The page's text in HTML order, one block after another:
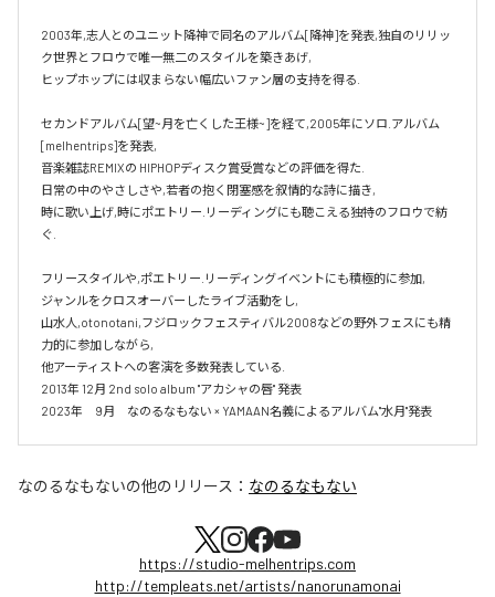
2003年,志人とのユニット降神で同名のアルバム[降神]を発表,独自のリリッ
ク世界とフロウで唯一無二のスタイルを築きあげ,
ヒップホップには収まらない幅広いファン層の支持を得る.
セカンドアルバム[望~月を亡くした王様~]を経て,2005年にソロ.アルバム
[melhentrips]を発表,
音楽雑誌REMIXの HIPHOPディスク賞受賞などの評価を得た.
日常の中のやさしさや,若者の抱く閉塞感を叙情的な詩に描き,
時に歌い上げ,時にポエトリー.リーディングにも聴こえる独特のフロウで紡
ぐ.
フリースタイルや,ポエトリー.リーディングイベントにも積極的に参加,
ジャンルをクロスオーバーしたライブ活動をし,
山水人,otonotani,フジロックフェスティバル2008などの野外フェスにも精
力的に参加しながら,
他アーティストへの客演を多数発表している.
2013年 12月 2nd solo album "アカシャの唇" 発表
2023年　9月　なのるなもない × YAMAAN名義によるアルバム"水月"発表
なのるなもないの他のリリース： なのるなもない
https://studio-melhentrips.com
http://templeats.net/artists/nanorunamonai